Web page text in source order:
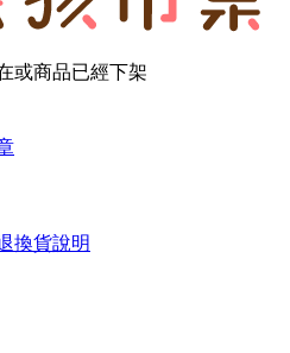
或商品已經下架
換貨說明